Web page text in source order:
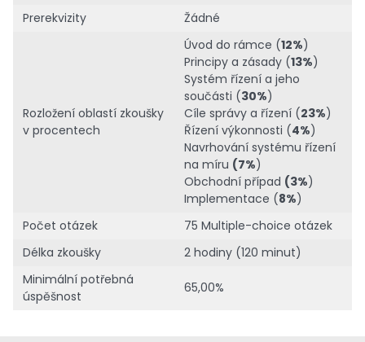
Prerekvizity
Žádné
Rozložení oblastí zkoušky
v procentech
Úvod do rámce (12%)
Principy a zásady (13%)
Systém řízení a jeho
součásti (30%)
Cíle správy a řízení (23%)
Řízení výkonnosti (4%)
Navrhování systému řízení
na míru (7%)
Obchodní případ (3%)
Implementace (8%)
Počet otázek
75 Multiple-choice otázek
Délka zkoušky
2 hodiny (120 minut)
Minimální potřebná
úspěšnost
65,00%